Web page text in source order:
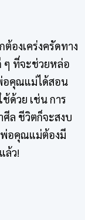
องเคร่งครัดทาง
ๆ ที่จะช่วยหล่อ
อคุณแม่ได้สอน
ด้วย เช่น การ
ล ชีวิตก็จะสงบ
อคุณแม่ต้องมี
ล้ว!